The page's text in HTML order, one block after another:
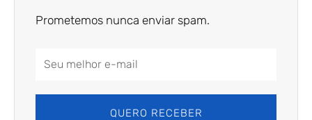
Prometemos nunca enviar spam.
Email
QUERO RECEBER